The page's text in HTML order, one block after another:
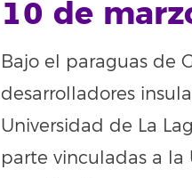
10 de
Bajo el paraguas de
desarrolladores
Universidad de La
parte vinculadas a